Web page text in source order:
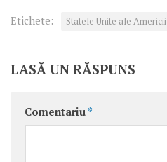
Etichete: Statele Unite ale Americii
LASĂ UN RĂSPUNS
Comentariu *